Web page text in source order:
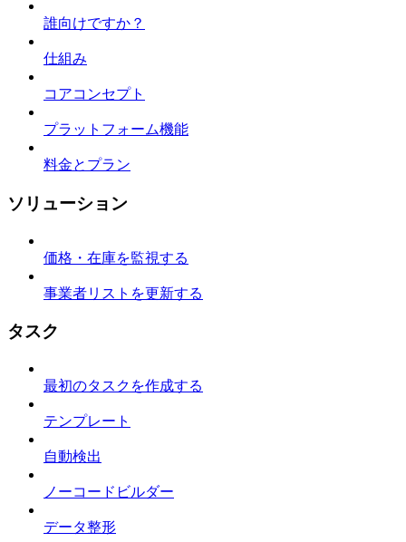
誰向けですか？
仕組み
コアコンセプト
プラットフォーム機能
料金とプラン
ソリューション
価格・在庫を監視する
事業者リストを更新する
タスク
最初のタスクを作成する
テンプレート
自動検出
ノーコードビルダー
データ整形